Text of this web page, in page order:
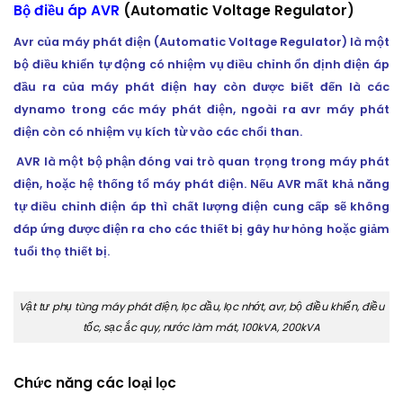
Bộ điều áp AVR (Automatic Voltage Regulator)
Avr của máy phát điện (Automatic Voltage Regulator) là một
bộ điều khiển tự động có nhiệm vụ điều chỉnh ổn định điện áp
đầu ra của máy phát điện hay còn được biết đến là các
dynamo trong các máy phát điện, ngoài ra avr máy phát
điện còn có nhiệm vụ kích từ vào các chổi than.
AVR là một bộ phận đóng vai trò quan trọng trong máy phát
điện, hoặc hệ thống tổ máy phát điện. Nếu AVR mất khả năng
tự điều chỉnh điện áp thì chất lượng điện cung cấp sẽ không
đáp ứng được điện ra cho các thiết bị gây hư hỏng hoặc giảm
tuổi thọ thiết bị.
Vật tư phụ tùng máy phát điện, lọc dầu, lọc nhớt, avr, bộ điều khiển, điều
tốc, sạc ắc quy, nước làm mát, 100kVA, 200kVA
Chức năng các loại lọc